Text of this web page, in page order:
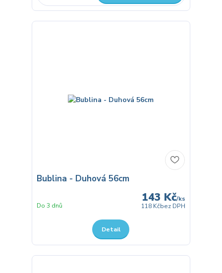
Bublina - Duhová 56cm
143 Kč/ks
118 Kčbez DPH
Do 3 dnů
Detail